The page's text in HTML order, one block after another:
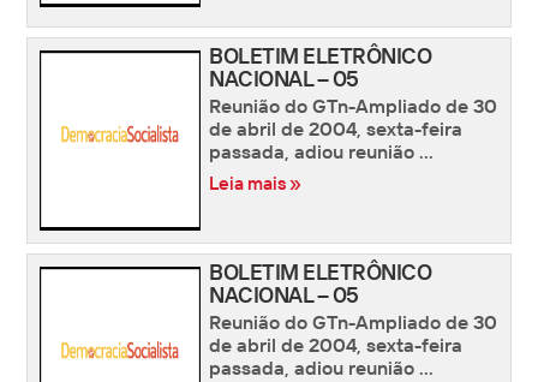
BOLETIM ELETRÔNICO
NACIONAL – 05
Reunião do GTn-Ampliado de 30
de abril de 2004, sexta-feira
passada, adiou reunião ...
Leia mais »
BOLETIM ELETRÔNICO
NACIONAL – 05
Reunião do GTn-Ampliado de 30
de abril de 2004, sexta-feira
passada, adiou reunião ...